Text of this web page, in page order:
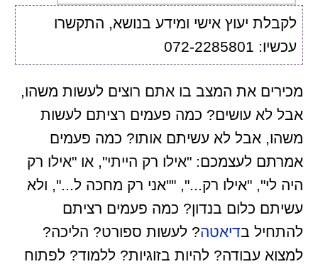
לקבלת יעוץ אישי ומידע בנושא, התקשרו
עכשיו: 072-2285801
מכירים את המצב בו אתם רוצים לעשות משהו,
אבל לא עושים? כמה פעמים רציתם לעשות
משהו, אבל לא עשיתם אותו? כמה פעמים
אמרתם לעצמכם: "אילו רק הייתי", או "אילו רק
היה לי", "אילו רק...", ""אני רק מחכה ל...", ולא
עשיתם כלום בנדון? כמה פעמים רציתם
להתחיל בדיאטה? לעשות ספורט? הליכה?
למצוא עבודה? להיות בזוגיות? ללמוד? לפתוח